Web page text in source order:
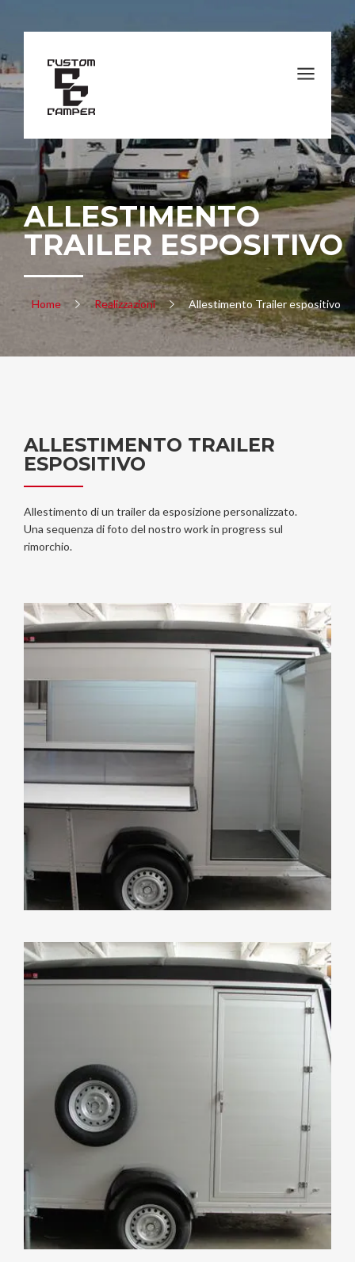
ALLESTIMENTO
TRAILER ESPOSITIVO
Home Realizzazioni Allestimento Trailer espositivo
ALLESTIMENTO TRAILER
ESPOSITIVO
Allestimento di un trailer da esposizione personalizzato.
Una sequenza di foto del nostro work in progress sul
rimorchio.